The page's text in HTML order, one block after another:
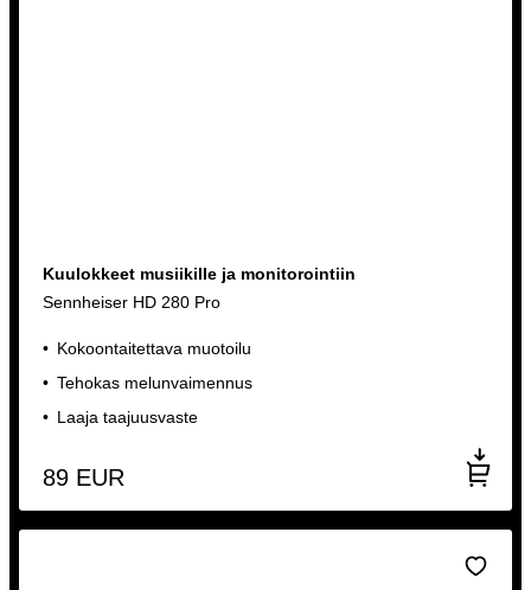
Kuulokkeet musiikille ja monitorointiin
Sennheiser HD 280 Pro
Kokoontaitettava muotoilu
Tehokas melunvaimennus
Laaja taajuusvaste
89 EUR